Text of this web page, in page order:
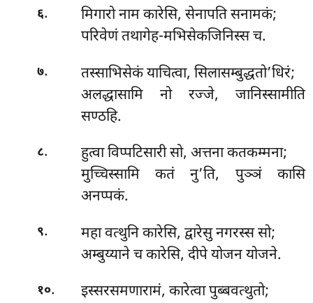
६.
मिगारो नाम कारेसि, सेनापति सनामकं;
परिवेणं तथागेह-मभिसेकजिनिस्स च.
७.
तस्साभिसेकं याचित्वा, सिलासम्बुद्धतो’धिरं;
अलद्धासामि नो रज्जे, जानिस्सामीति
सण्ठहि.
८.
हुत्वा विप्पटिसारी सो, अत्तना कतकम्मना;
मुच्चिस्सामि कतं नु’ति, पुञ्ञं कासि
अनप्पकं.
९. महावत्थुनि कारेसि, द्वारेसु नगरस्स सो;
अम्बुय्याने च कारेसि, दीपे योजन योजने.
१०.
इस्सरसमणारामं, कारेत्वा पुब्बवत्थुतो;